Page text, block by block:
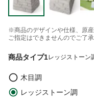
※商品のデザインや仕様、原
ご指定はできませんのでご了承
商品タイプ1レッジストーン
木目調
レッジストーン調